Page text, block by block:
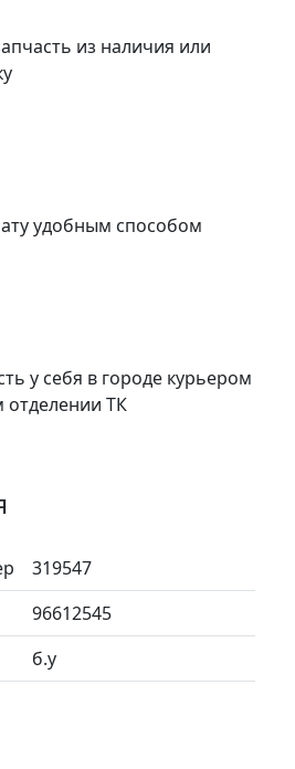
из наличия или
удобным способом
у себя в городе курьером
ТК
319547
96612545
б.у